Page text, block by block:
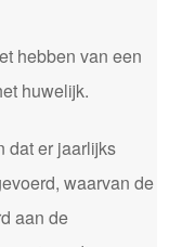
hebben van een
huwelijk.
dat er jaarlijks
waarvan de
aan de